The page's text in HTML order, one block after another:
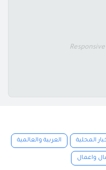
المحلية العربية والعالمية
واعمال